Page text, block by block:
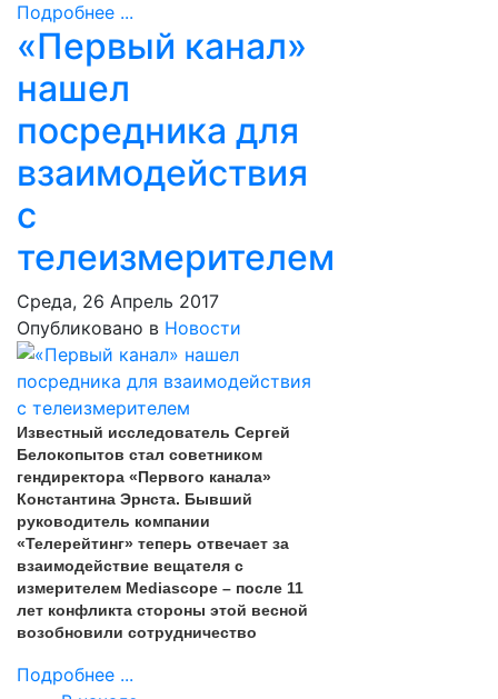
Подробнее ...
«Первый канал»
нашел
посредника для
взаимодействия
с
телеизмерителем
Среда, 26 Апрель 2017
Опубликовано в Новости
Известный исследователь Сергей
Белокопытов стал советником
гендиректора «Первого канала»
Константина Эрнста. Бывший
руководитель компании
«Телерейтинг» теперь отвечает за
взаимодействие вещателя с
измерителем Mediascope – после 11
лет конфликта стороны этой весной
возобновили сотрудничество
Подробнее ...